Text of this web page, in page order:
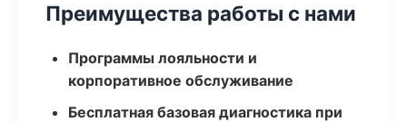
Преимущества работы с нами
Программы лояльности и
корпоративное обслуживание
Бесплатная базовая диагностика при